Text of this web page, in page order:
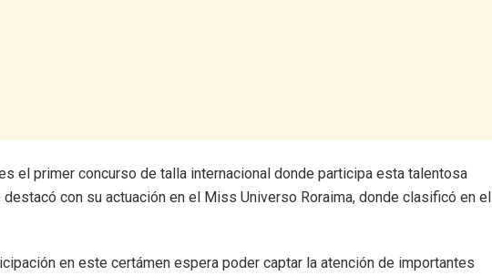
el primer concurso de talla internacional donde participa esta talentosa
con su actuación en el Miss Universo Roraima, donde clasificó en el
en este certámen espera poder captar la atención de importantes